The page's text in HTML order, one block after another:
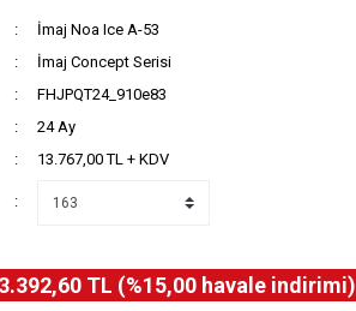
İmaj Noa Ice A-53
İmaj Concept Serisi
FHJPQT24_910e83
24 Ay
13.767,00 TL + KDV
TL (%15,00 havale indirimi)